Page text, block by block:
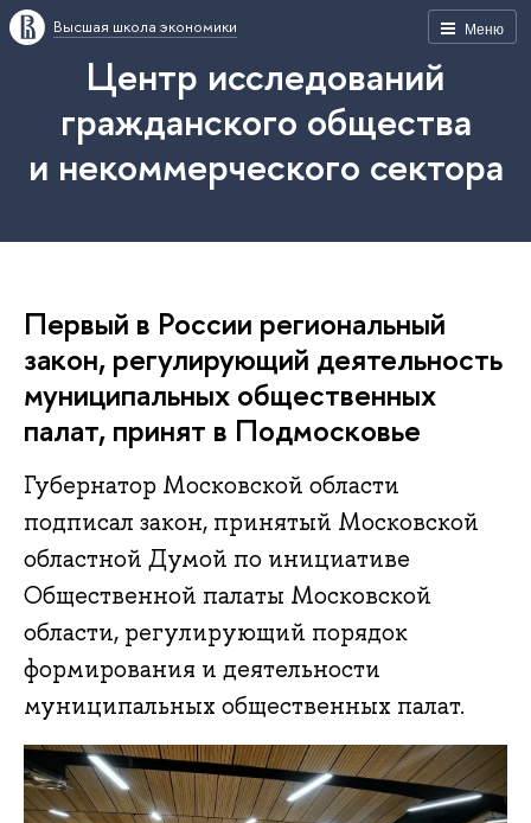
Меню
Высшая школа экономики
Центр исследований
гражданского общества
и некоммерческого сектора
Первый в России региональный
закон, регулирующий деятельность
муниципальных общественных
палат, принят в Подмосковье
Губернатор Московской области
подписал закон, принятый Московской
областной Думой по инициативе
Общественной палаты Московской
области, регулирующий порядок
формирования и деятельности
муниципальных общественных палат.